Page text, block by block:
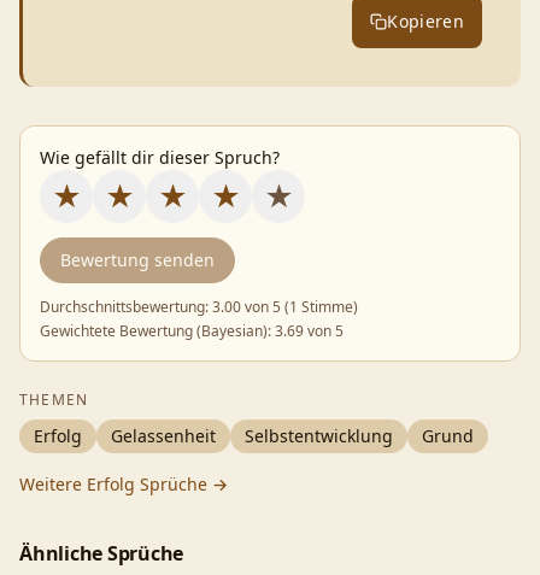
Kopieren
Wie gefällt dir dieser Spruch?
★ ★ ★ ★ ★
Bewertung senden
Durchschnittsbewertung:3.00von 5 (1 Stimme)
Gewichtete Bewertung (Bayesian):3.69von 5
THEMEN
Erfolg Gelassenheit Selbstentwicklung Grund
Weitere Erfolg Sprüche →
Ähnliche Sprüche